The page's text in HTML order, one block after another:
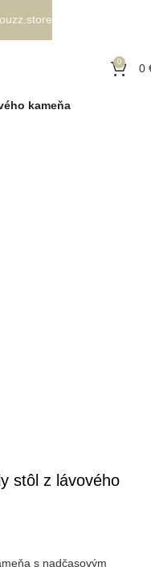
0 0
kameňa
stôl z lávového
s nadčasovým